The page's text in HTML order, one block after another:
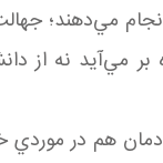
مي‌دهند؛
مي‌آيد نه از
هم در